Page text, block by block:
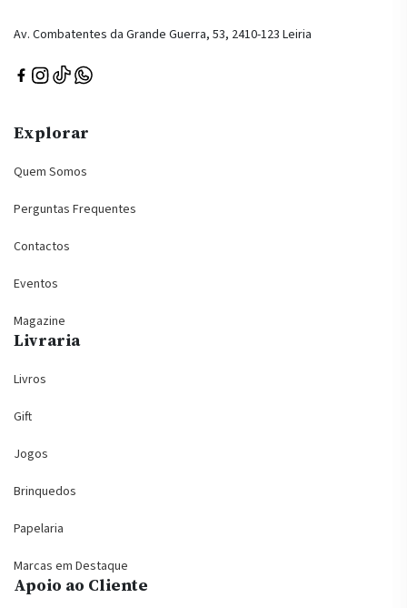
Av. Combatentes da Grande Guerra, 53, 2410-123 Leiria
Explorar
Quem Somos
Perguntas Frequentes
Contactos
Eventos
Magazine
Livraria
Livros
Gift
Jogos
Brinquedos
Papelaria
Marcas em Destaque
Apoio ao Cliente